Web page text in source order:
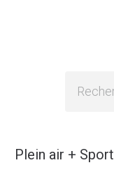
Plein air + Sport